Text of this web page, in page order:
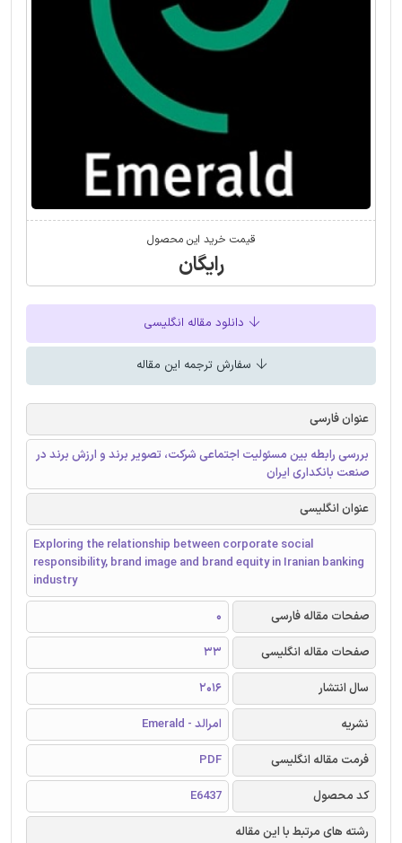
قیمت خرید این محصول
رایگان
دانلود مقاله انگلیسی
سفارش ترجمه این مقاله
عنوان فارسی
بررسی رابطه بین مسئولیت اجتماعی شرکت، تصویر برند و ارزش برند در
صنعت بانکداری ایران
عنوان انگلیسی
Exploring the relationship between corporate social
responsibility, brand image and brand equity in Iranian banking
industry
صفحات مقاله فارسی
0
صفحات مقاله انگلیسی
33
سال انتشار
2016
نشریه
امرالد - Emerald
فرمت مقاله انگلیسی
PDF
کد محصول
E6437
رشته های مرتبط با این مقاله